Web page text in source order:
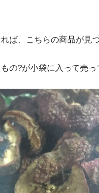
ば、こちらの商品が見
の?が小袋に入って売っ